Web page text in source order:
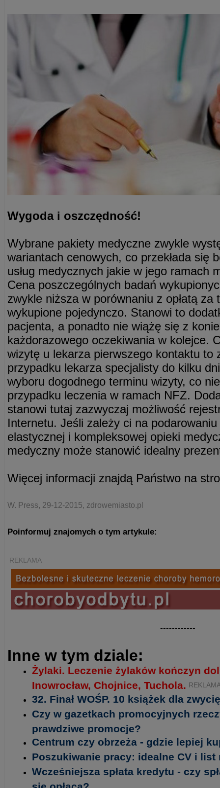
Wygoda i oszczędność!
Wybrane pakiety medyczne zwykle
wariantach cenowych, co przekłada się
usług medycznych jakie w jego ramach
Cena poszczególnych badań
zwykle niższa w porównaniu z opłatą za
wykupione pojedynczo. Stanowi to
pacjenta, a ponadto nie wiążę się z
każdorazowego oczekiwania w kolejce.
wizytę u lekarza pierwszego kontaktu to
przypadku lekarza specjalisty do kilku
wyboru dogodnego terminu wizyty, co
przypadku leczenia w ramach NFZ.
stanowi tutaj zazwyczaj możliwość
Internetu. Jeśli zależy ci na
elastycznej i kompleksowej opieki
medyczny może stanowić idealny
Więcej informacji znajdą Państwo na
W. Press, 29-12-2015, zdrowemiasto.pl
Poinformuj znajomych o tym artykule:
REKLAMA
------------
Inne w tym dziale:
Żylaki. Leczenie żylaków kończyn
Inowrocław, Chojnice, Tuchola.
32. Finał WOŚP. 10 książek dla
Czy w gazetkach promocyjnych
prawdziwe promocje?
Centrum czy obrzeża - gdzie lepiej
Poszukiwanie pracy: idealne CV i list
Wcześniejsza spłata kredytu - czy
się opłaca?